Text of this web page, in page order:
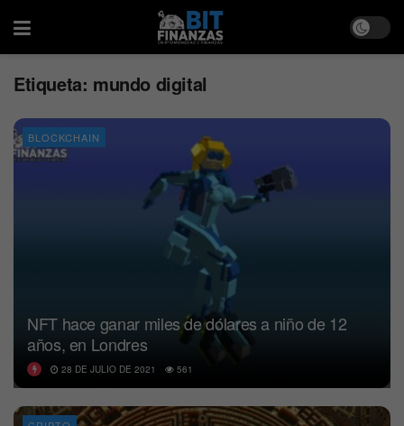
Etiqueta: mundo digital
BLOCKCHAIN
NFT hace ganar miles de dólares a niño de 12
años, en Londres
28 DE JULIO DE 2021 561